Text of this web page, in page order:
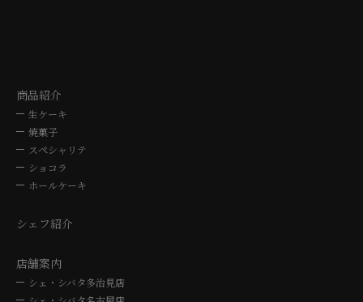
商品紹介
生ケーキ
焼菓子
スペシャリテ
ショコラ
ホールケーキ
シェフ紹介
店舗案内
シェ・シバタ多治見店